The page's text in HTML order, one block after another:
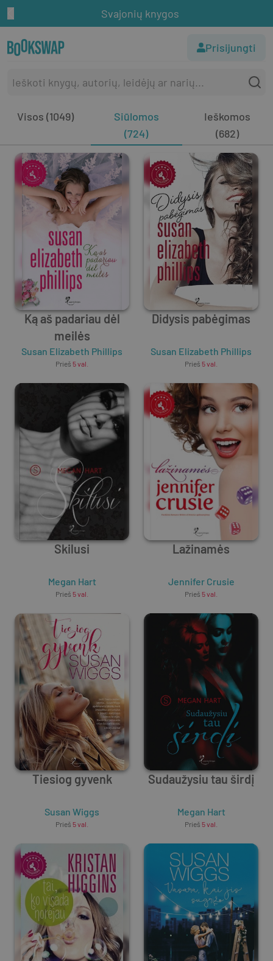
Svajonių knygos
Prisijungti
Visos (1049)
Siūlomos
(724)
Ieškomos
(682)
Ką aš padariau dėl
meilės
Susan Elizabeth Phillips
Prieš 5 val.
Didysis pabėgimas
Susan Elizabeth Phillips
Prieš 5 val.
Skilusi
Megan Hart
Prieš 5 val.
Lažinamės
Jennifer Crusie
Prieš 5 val.
Tiesiog gyvenk
Susan Wiggs
Prieš 5 val.
Sudaužysiu tau širdį
Megan Hart
Prieš 5 val.